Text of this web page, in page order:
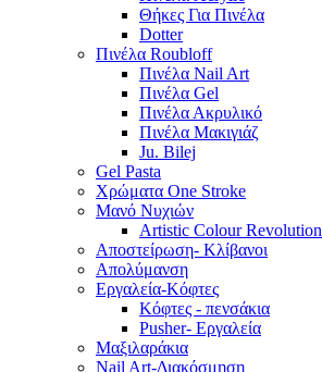
Θήκες Για Πινέλα
Dotter
Πινέλα Roubloff
Πινέλα Nail Art
Πινέλα Gel
Πινέλα Ακρυλικό
Πινέλα Μακιγιάζ
Ju. Bilej
Gel Pasta
Χρώματα One Stroke
Mανό Nυχιών
Artistic Colour Revolution
Αποστείρωση- Κλίβανοι
Απολύμανση
Εργαλεία-Κόφτες
Κόφτες - πενσάκια
Pusher- Εργαλεία
Μαξιλαράκια
Nail Art-Διακόσμηση